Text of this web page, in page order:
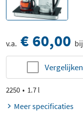
v.a. € 60,00 bij
Vergelijken
2250 1.7 l
Meer specificaties